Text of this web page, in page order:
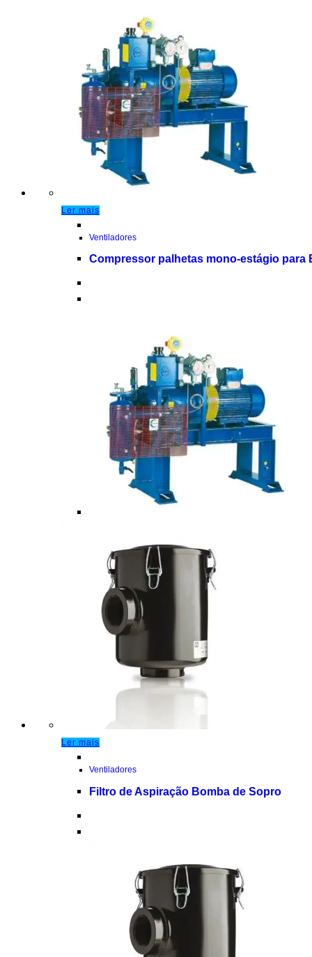
Ler mais
Ventiladores
Compressor palhetas mono-estágio para
Ler mais
Ventiladores
Filtro de Aspiração Bomba de Sopro